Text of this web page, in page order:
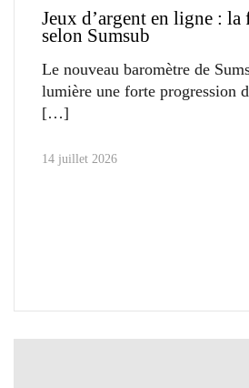
Jeux d’argent en ligne : la
selon Sumsub
Le nouveau baromètre de
lumière une forte progression
14 juillet 2026